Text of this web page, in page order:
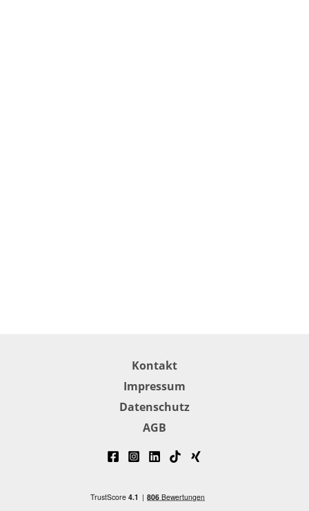
Kontakt
Impressum
Datenschutz
AGB